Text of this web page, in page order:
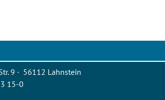
9 · 56112 Lahnstein
15-0